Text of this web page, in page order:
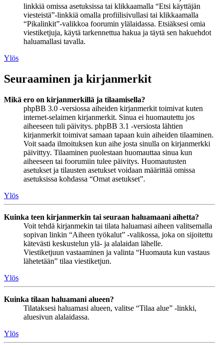
linkkiä omissa asetuksissa tai klikkaamalla “Etsi käyttäjän
viesteistä”-linkkiä omalla profiilisivullasi tai klikkaamalla
“Pikalinkit”-valikkoa foorumin ylälaidassa. Etsiäksesi omia
viestiketjuja, käytä tarkennettua hakua ja täytä sen hakuehdot
haluamallasi tavalla.
Ylös
Seuraaminen ja kirjanmerkit
Mikä ero on kirjanmerkillä ja tilaamisella?
phpBB 3.0 -versiossa aiheiden kirjanmerkit toimivat kuten
internet-selaimen kirjanmerkit. Sinua ei huomautettu jos
aiheeseen tuli päivitys. phpBB 3.1 -versiosta lähtien
kirjanmerkit toimivat samaan tapaan kuin aiheiden tilaaminen.
Voit saada ilmoituksen kun aihe josta sinulla on kirjanmerkki
päivittyy. Tilaaminen puolestaan huomauttaa sinua kun
aiheeseen tai foorumiin tulee päivitys. Huomautusten
asetukset ja tilausten asetukset voidaan määrittää omissa
asetuksissa kohdassa “Omat asetukset”.
Ylös
Kuinka teen kirjanmerkin tai seuraan haluamaani aihetta?
Voit tehdä kirjanmekin tai tilata haluamasi aiheen valitsemalla
sopivan linkin “Aiheen työkalut” -valikossa, joka on sijoitettu
kätevästi keskustelun ylä- ja alalaidan lähelle.
Viestiketjuun vastaaminen ja valinta “Huomauta kun vastaus
lähetetään” tilaa viestiketjun.
Ylös
Kuinka tilaan haluamani alueen?
Tilataksesi haluamasi alueen, valitse “Tilaa alue” -linkki,
aluesivun alalaidassa.
Ylös